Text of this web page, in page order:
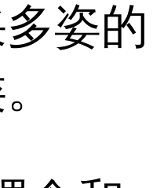
姿的